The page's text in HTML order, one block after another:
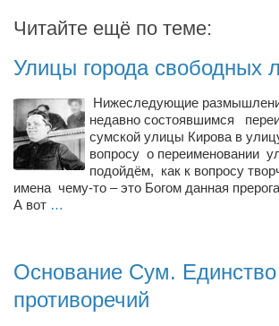
Сергей Коноз
Денис Федченко
Звукорежиссёры
Alfom Studio
Guitarproduction Studio
Писатели
Художники
Надія Белокур
Читайте ещё по теме:
Улицы города свободных
Нижеследующие
недавно состоявшимся
сумской улицы Кирова в
вопросу о переименовании
подойдём, как к вопросу
имена чему-то – это Богом данная
А вот …
Основание Сум.
противоречий